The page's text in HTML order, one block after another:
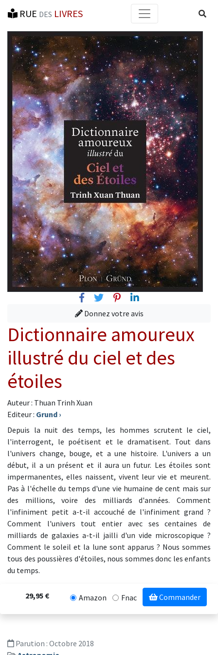
RUE DES LIVRES
FacebookTwitterPinterest
Linkedin
Donnez votre avis
Dictionnaire amoureux
illustré du ciel et des
étoiles
Auteur : Thuan Trinh Xuan
Editeur : Grund ›
Depuis la nuit des temps, les hommes scrutent le ciel,
l'interrogent, le poétisent et le dramatisent. Tout dans
l'univers change, bouge, et a une histoire. L'univers a un
début, il a un présent et il aura un futur. Les étoiles sont
impermanentes, elles naissent, vivent leur vie et meurent.
Pas à l'échelle du temps d'une vie humaine de cent mais sur
des millions, voire des milliards d'années. Comment
l'infiniment petit a-t-il accouché de l'infiniment grand ?
Comment l'univers tout entier avec ses centaines de
milliards de galaxies a-t-il jailli d'un vide microscopique ?
Comment le soleil et la lune sont apparus ? Nous sommes
tous des poussières d'étoiles, nous sommes donc les enfants
du temps.
29,95 € Amazon Fnac Commander
Parution : Octobre 2018